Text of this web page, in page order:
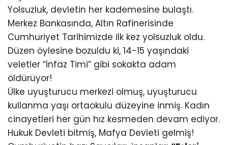
Yolsuzluk, devletin her kademesine bulaştı.
Merkez Bankasında, Altın Rafinerisinde
Cumhuriyet Tarihimizde ilk kez yolsuzluk oldu.
Düzen öylesine bozuldu ki, 14-15 yaşındaki
veletler “İnfaz Timi” gibi sokakta adam
öldürüyor!
Ülke uyuşturucu merkezi olmuş, uyuşturucu
kullanma yaşı ortaokulu düzeyine inmiş. Kadın
cinayetleri her gün hız kesmeden devam ediyor.
Hukuk Devleti bitmiş, Mafya Devleti gelmiş!